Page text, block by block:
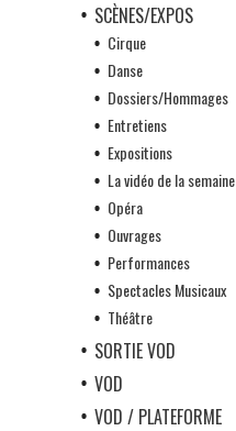
SCÈNES/EXPOS
Cirque
Danse
Dossiers/Hommages
Entretiens
Expositions
La vidéo de la semaine
Opéra
Ouvrages
Performances
Spectacles Musicaux
Théâtre
SORTIE VOD
VOD
VOD / PLATEFORME